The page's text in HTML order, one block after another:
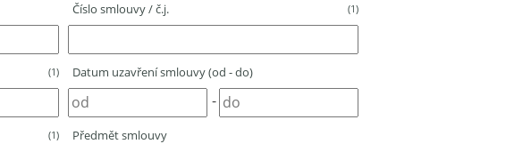
(1)
(1)
Číslo smlouvy / č.j. (1)
Datum uzavření smlouvy (od - do)
-
Předmět smlouvy